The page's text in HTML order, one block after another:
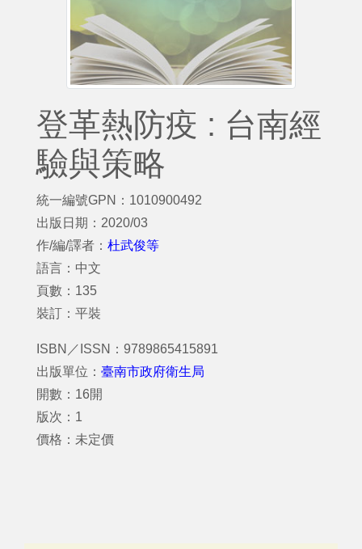
登革熱防疫 : 台南經
驗與策略
統一編號GPN：1010900492
出版日期：2020/03
作/編/譯者： 杜武俊等
語言：中文
頁數：135
裝訂：平裝
ISBN／ISSN：9789865415891
出版單位： 臺南市政府衛生局
開數：16開
版次：1
價格：未定價